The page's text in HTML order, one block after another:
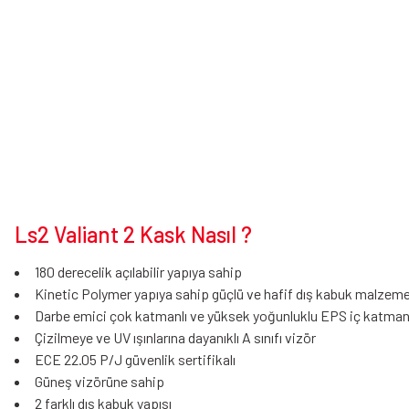
Ls2 Valiant 2 Kask Nasıl ?
180 derecelik açılabilir yapıya sahip
Kinetic Polymer yapıya sahip güçlü ve hafif dış kabuk
Darbe emici çok katmanlı ve yüksek yoğunluklu EPS iç katman
Çizilmeye ve UV ışınlarına dayanıklı A sınıfı vizör
ECE 22.05 P/J güvenlik sertifikalı
Güneş vizörüne sahip
2 farklı dış kabuk yapısı